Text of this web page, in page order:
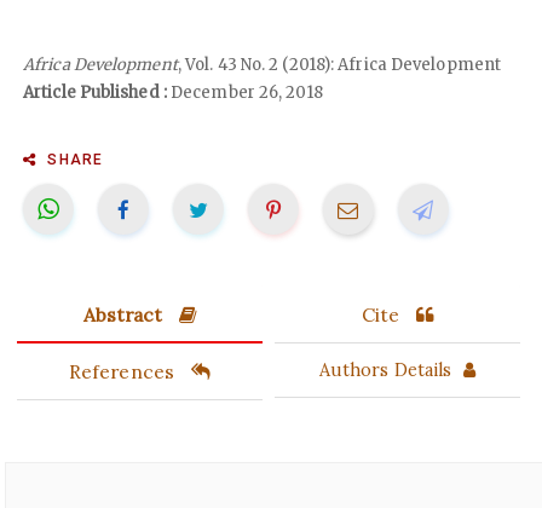
Africa Development, Vol. 43 No. 2 (2018): Africa Development
Article Published :December 26, 2018
SHARE
Abstract Cite
References Authors Details